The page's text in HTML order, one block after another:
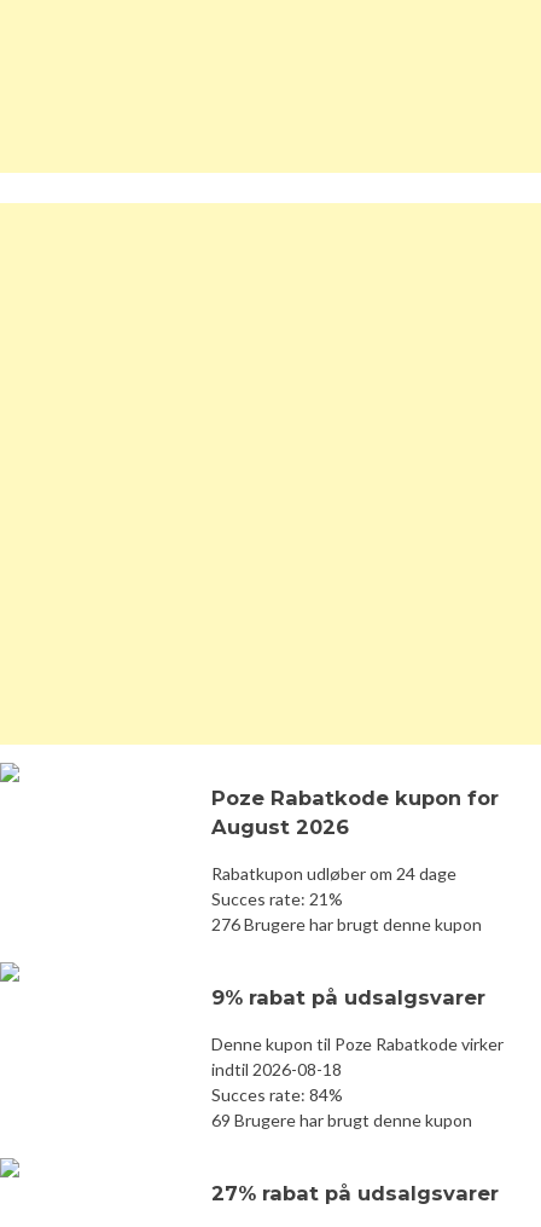
Poze Rabatkode kupon for
August 2026
Rabatkupon udløber om 24 dage
Succes rate: 21%
276 Brugere har brugt denne kupon
9% rabat på udsalgsvarer
Denne kupon til Poze Rabatkode virker
indtil 2026-08-18
Succes rate: 84%
69 Brugere har brugt denne kupon
27% rabat på udsalgsvarer